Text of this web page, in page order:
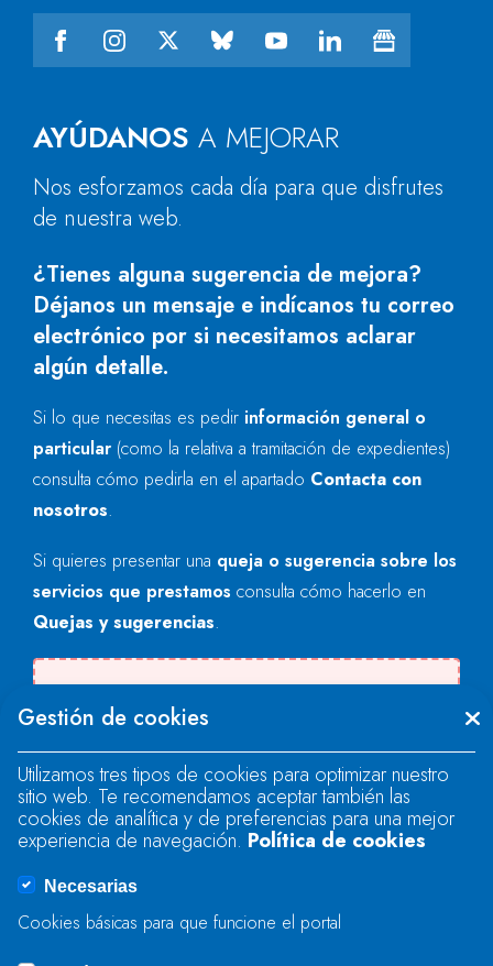
AYÚDANOS A MEJORAR
Nos esforzamos cada día para que disfrutes
de nuestra web.
¿Tienes alguna sugerencia de mejora?
Déjanos un mensaje e indícanos tu correo
electrónico por si necesitamos aclarar
algún detalle.
Si lo que necesitas es pedir información general o
particular (como la relativa a tramitación de expedientes)
consulta cómo pedirla en el apartado Contacta con
nosotros.
Si quieres presentar una queja o sugerencia sobre los
servicios que prestamos consulta cómo hacerlo en
Quejas y sugerencias.
"text".
Se produjo un error al cargar el campo
"text".
Se produjo un error al cargar el campo
Gestión de cookies
Utilizamos tres tipos de cookies para optimizar nuestro
sitio web. Te recomendamos aceptar también las
cookies de analítica y de preferencias para una mejor
experiencia de navegación. Política de cookies
Necesarias
Cookies básicas para que funcione el portal